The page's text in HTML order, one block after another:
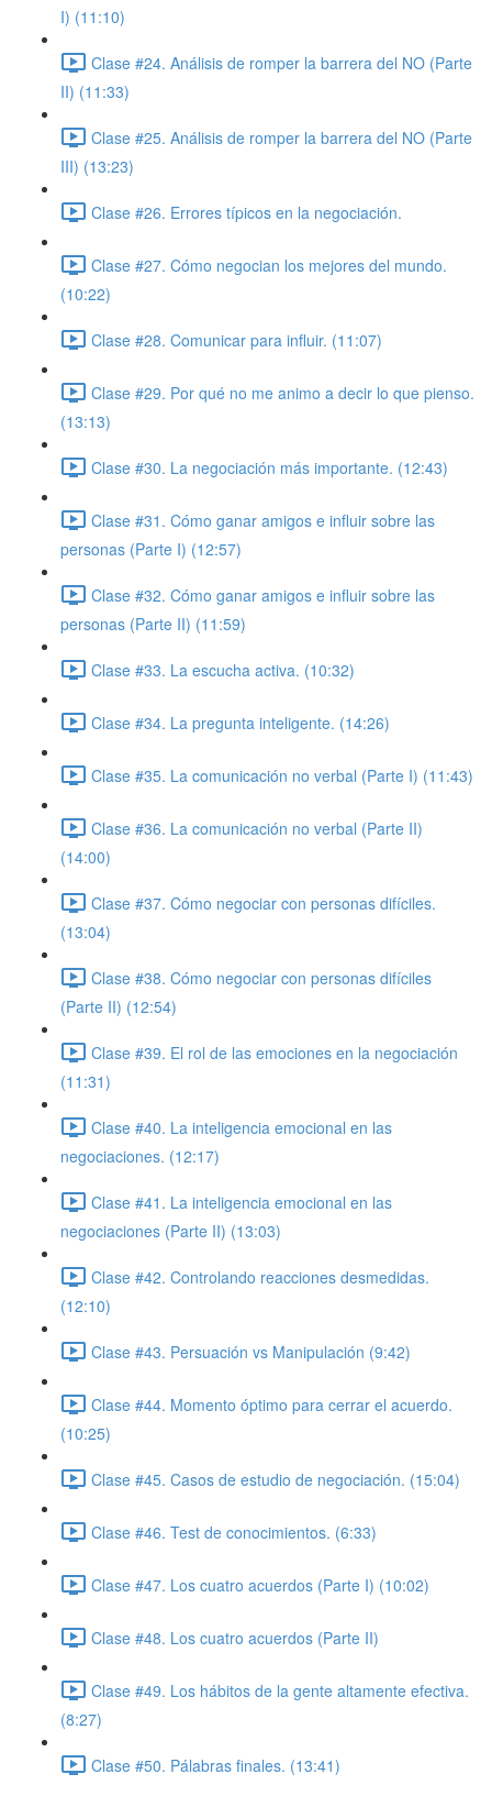
I) (11:10)
Clase #24. Análisis de romper la barrera del NO (Parte
II) (11:33)
Clase #25. Análisis de romper la barrera del NO (Parte
III) (13:23)
Clase #26. Errores típicos en la negociación.
Clase #27. Cómo negocian los mejores del mundo.
(10:22)
Clase #28. Comunicar para influir. (11:07)
Clase #29. Por qué no me animo a decir lo que pienso.
(13:13)
Clase #30. La negociación más importante. (12:43)
Clase #31. Cómo ganar amigos e influir sobre las
personas (Parte I) (12:57)
Clase #32. Cómo ganar amigos e influir sobre las
personas (Parte II) (11:59)
Clase #33. La escucha activa. (10:32)
Clase #34. La pregunta inteligente. (14:26)
Clase #35. La comunicación no verbal (Parte I) (11:43)
Clase #36. La comunicación no verbal (Parte II)
(14:00)
Clase #37. Cómo negociar con personas difíciles.
(13:04)
Clase #38. Cómo negociar con personas difíciles
(Parte II) (12:54)
Clase #39. El rol de las emociones en la negociación
(11:31)
Clase #40. La inteligencia emocional en las
negociaciones. (12:17)
Clase #41. La inteligencia emocional en las
negociaciones (Parte II) (13:03)
Clase #42. Controlando reacciones desmedidas.
(12:10)
Clase #43. Persuación vs Manipulación (9:42)
Clase #44. Momento óptimo para cerrar el acuerdo.
(10:25)
Clase #45. Casos de estudio de negociación. (15:04)
Clase #46. Test de conocimientos. (6:33)
Clase #47. Los cuatro acuerdos (Parte I) (10:02)
Clase #48. Los cuatro acuerdos (Parte II)
Clase #49. Los hábitos de la gente altamente efectiva.
(8:27)
Clase #50. Pálabras finales. (13:41)